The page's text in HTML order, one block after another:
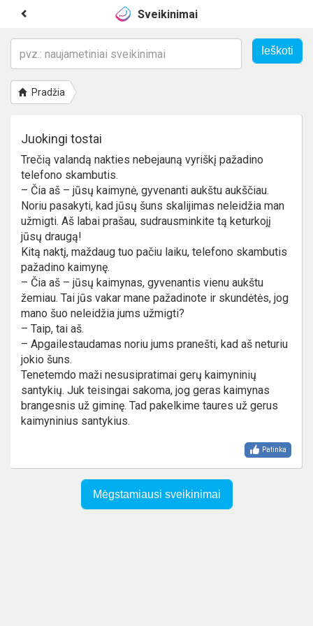
Sveikinimai
Pradžia
Juokingi tostai
Trečią valandą nakties nebejauną vyriškį pažadino
telefono skambutis.
– Čia aš – jūsų kaimynė, gyvenanti aukštu aukščiau.
Noriu pasakyti, kad jūsų šuns skalijimas neleidžia man
užmigti. Aš labai prašau, sudrausminkite tą keturkojį
jūsų draugą!
Kitą naktį, maždaug tuo pačiu laiku, telefono skambutis
pažadino kaimynę.
– Čia aš – jūsų kaimynas, gyvenantis vienu aukštu
žemiau. Tai jūs vakar mane pažadinote ir skundėtės, jog
mano šuo neleidžia jums užmigti?
– Taip, tai aš.
– Apgailestaudamas noriu jums pranešti, kad aš neturiu
jokio šuns.
Tenetemdo maži nesusipratimai gerų kaimyninių
santykių. Juk teisingai sakoma, jog geras kaimynas
brangesnis už giminę. Tad pakelkime taures už gerus
kaimyninius santykius.
Patinka
Mėgstamiausi sveikinimai